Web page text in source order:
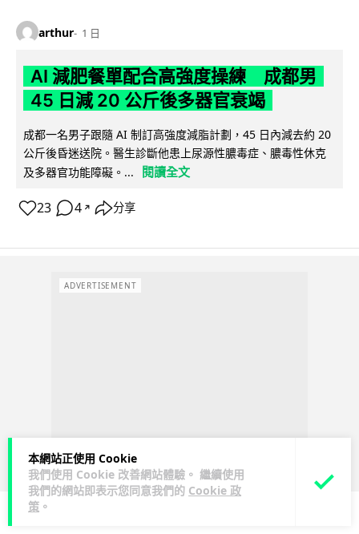
本網站正使用 Cookie
我們使用 Cookie 改善網站體驗。 繼續使用
我們的網站即表示您同意我們的 Cookie 政
策 。
arthur 1 日
AI 減肥餐單配合高強度操練 成都男
45 日減 20 公斤後多器官衰竭
成都一名男子跟隨 AI 制訂高強度減脂計劃，45 日內減去約 20
公斤後昏迷送院。醫生診斷他患上尿源性膿毒症、膿毒性休克
及多器官功能障礙。...
閱讀全文
23 4 ↗ 分享
ADVERTISEMENT